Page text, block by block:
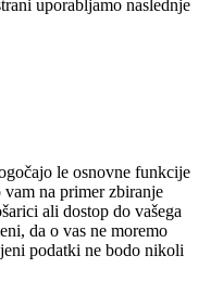
uporabljamo naslednje
le osnovne funkcije
vam na primer zbiranje
ali dostop do vašega
da o vas ne moremo
podatki ne bodo nikoli